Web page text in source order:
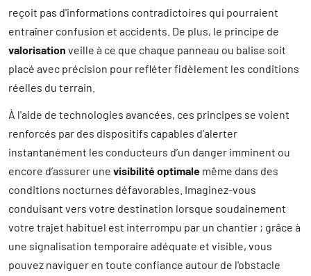
reçoit pas d'informations contradictoires qui pourraient
entraîner confusion et accidents. De plus, le principe de
valorisation veille à ce que chaque panneau ou balise soit
placé avec précision pour refléter fidèlement les conditions
réelles du terrain.
À l'aide de technologies avancées, ces principes se voient
renforcés par des dispositifs capables d’alerter
instantanément les conducteurs d’un danger imminent ou
encore d’assurer une visibilité optimale même dans des
conditions nocturnes défavorables. Imaginez-vous
conduisant vers votre destination lorsque soudainement
votre trajet habituel est interrompu par un chantier ; grâce à
une signalisation temporaire adéquate et visible, vous
pouvez naviguer en toute confiance autour de l'obstacle